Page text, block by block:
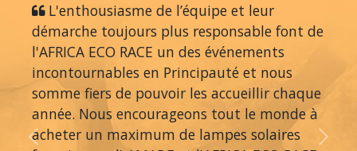
L'enthousiasme de l’équipe et leur
démarche toujours plus responsable font de
l'AFRICA ECO RACE un des événements
incontournables en Principauté et nous
somme fiers de pouvoir les accueillir chaque
année. Nous encourageons tout le monde à
acheter un maximum de lampes solaires
Previous Next